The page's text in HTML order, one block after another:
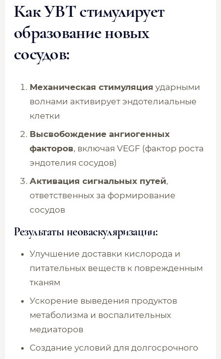
Как УВТ стимулирует
образование новых
сосудов:
Механическая стимуляция ударными
волнами активирует эндотелиальные
клетки
Высвобождение ангиогенных
факторов, включая VEGF (фактор роста
эндотелия сосудов)
Активация сигнальных путей,
ответственных за формирование
сосудов
Результаты неоваскуляризации:
Улучшение доставки кислорода и
питательных веществ к поврежденным
тканям
Ускорение выведения продуктов
метаболизма и воспалительных
медиаторов
Создание условий для долгосрочного